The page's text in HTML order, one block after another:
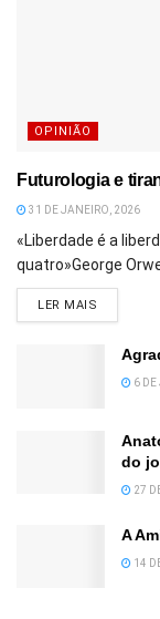
OPINIÃO
Futurologia e
31 DE JANEIRO, 2026
«Liberdade é a
quatro»George
LER MAIS
6
do
27
A
14